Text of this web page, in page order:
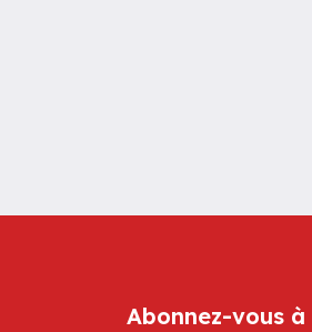
Abonnez-vous à